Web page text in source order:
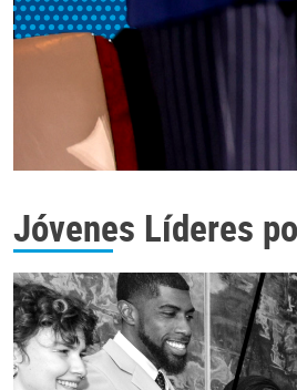
Jóvenes Líderes